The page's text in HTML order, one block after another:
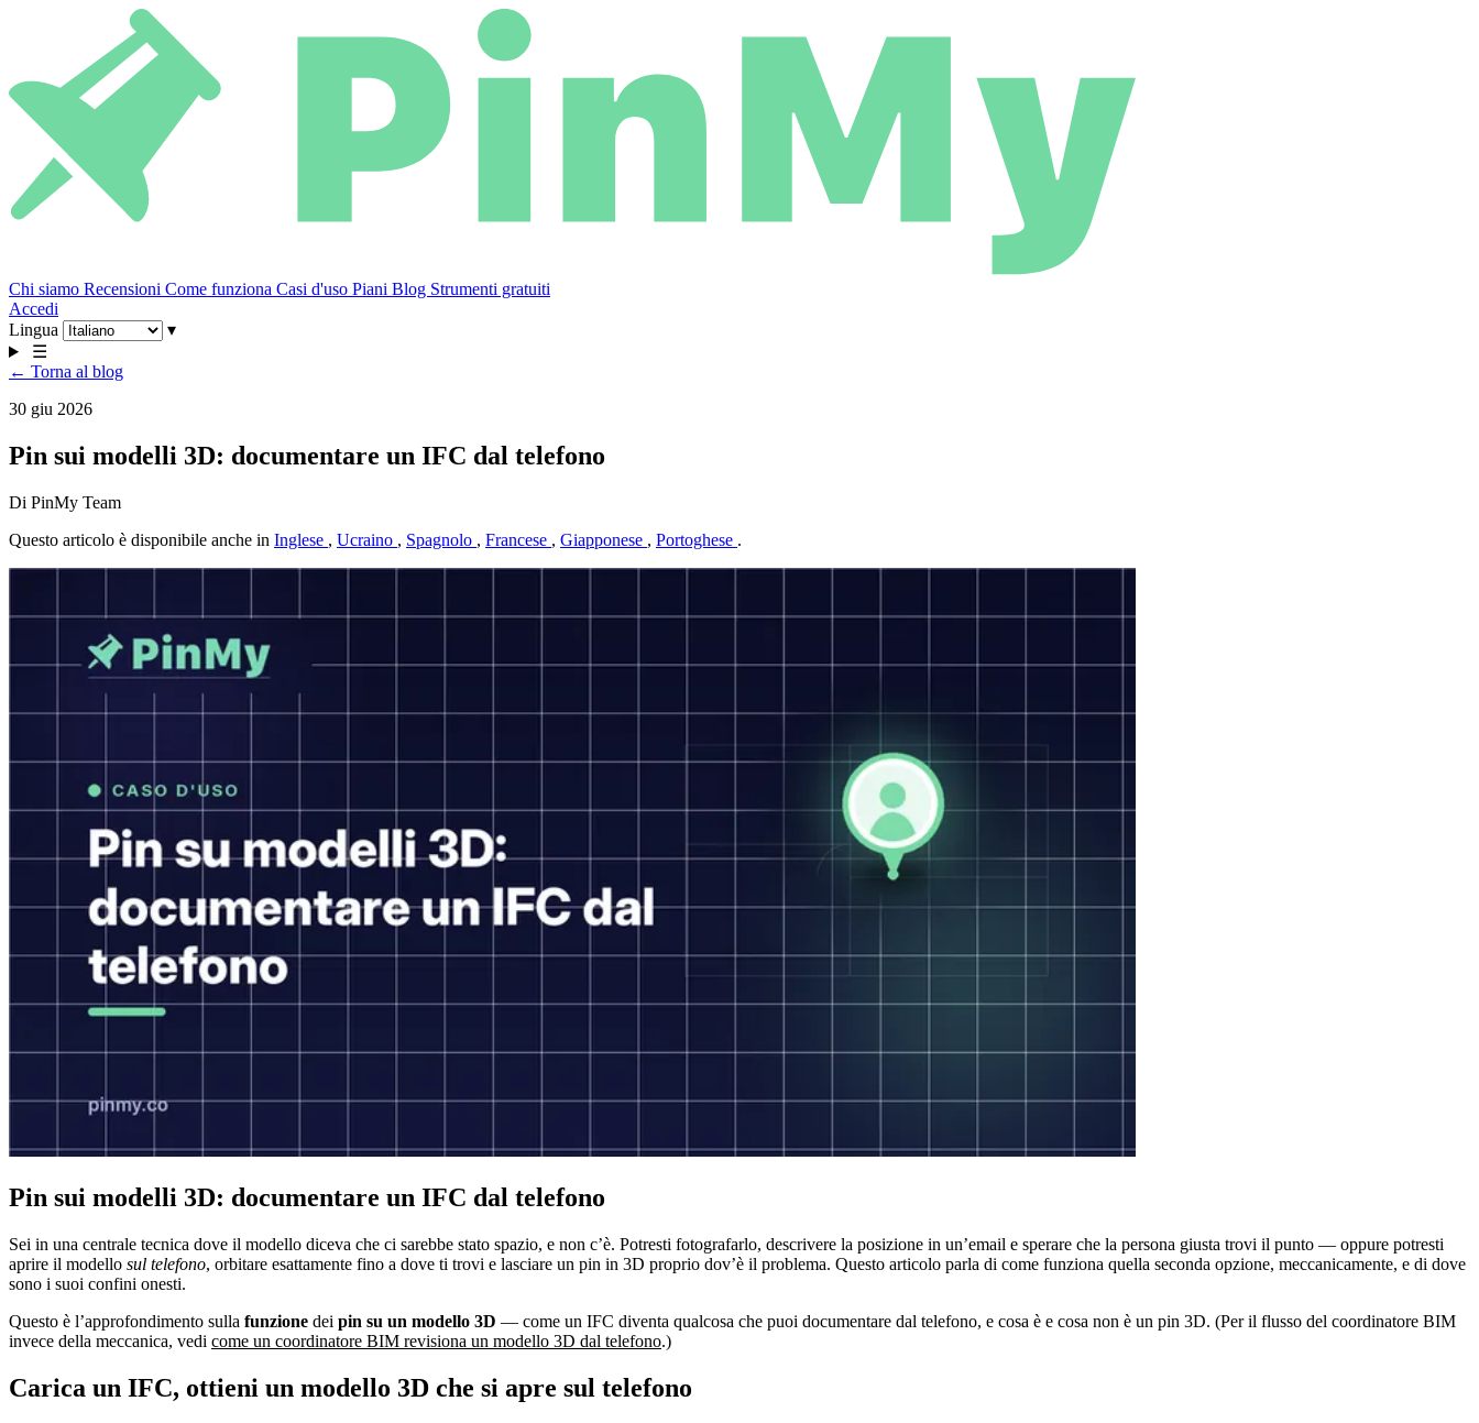
Chi siamo Recensioni Come funziona Casi d'uso Piani Blog Strumenti gratuiti
Accedi
Lingua
▾
☰
← Torna al blog
30 giu 2026
Pin sui modelli 3D: documentare un IFC dal telefono
Di PinMy Team
Questo articolo è disponibile anche in Inglese , Ucraino , Spagnolo , Francese , Giapponese , Portoghese .
Pin sui modelli 3D: documentare un IFC dal telefono
Sei in una centrale tecnica dove il modello diceva che ci sarebbe stato spazio, e non c’è. Potresti fotografarlo, descrivere la posizione in un’email e sperare che la persona giusta trovi il punto — oppure potresti
aprire il modello sul telefono, orbitare esattamente fino a dove ti trovi e lasciare un pin in 3D proprio dov’è il problema. Questo articolo parla di come funziona quella seconda opzione, meccanicamente, e di dove
sono i suoi confini onesti.
Questo è l’approfondimento sulla funzione dei pin su un modello 3D — come un IFC diventa qualcosa che puoi documentare dal telefono, e cosa è e cosa non è un pin 3D. (Per il flusso del coordinatore BIM
invece della meccanica, vedi come un coordinatore BIM revisiona un modello 3D dal telefono.)
Carica un IFC, ottieni un modello 3D che si apre sul telefono